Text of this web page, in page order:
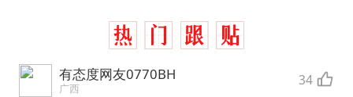
有态度网友0770BH
广西 34